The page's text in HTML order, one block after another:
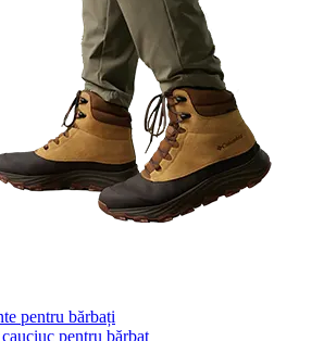
pentru bărbați
pentru bărbat